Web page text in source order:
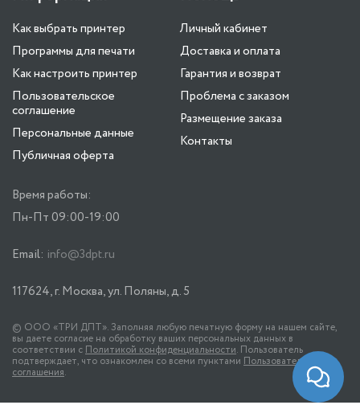
Как выбрать принтер
Программы для печати
Как настроить принтер
Пользовательское
соглашение
Персональные данные
Публичная оферта
Личный кабинет
Доставка и оплата
Гарантия и возврат
Проблема с заказом
Размещение заказа
Контакты
Время работы:
Пн-Пт 09:00-19:00
Email: info@3dpt.ru
117624, г. Москва, ул. Поляны, д. 5
© ООО «ТРИ ДПТ». Заполняя любую печатную форму на нашем сайте,
вы даете согласие на обработку ваших персональных данных в
соответствии с Политикой конфиденциальности. Пользователь
подтверждает, что ознакомлен со всеми пунктами Пользовательского
соглашения.